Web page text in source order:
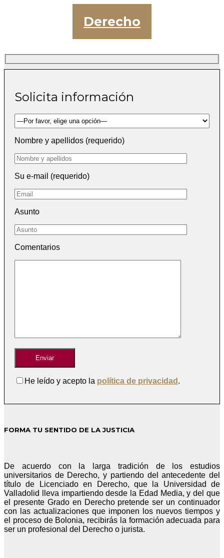
Derecho
Solicita información
Nombre y apellidos (requerido)
Su e-mail (requerido)
Asunto
Comentarios
He leído y acepto la política de privacidad .
FORMA TU SENTIDO DE LA JUSTICIA
De acuerdo con la larga tradición de los estudios
universitarios de Derecho, y partiendo del antecedente del
título de Licenciado en Derecho, que la Universidad de
Valladolid lleva impartiendo desde la Edad Media, y del que
el presente Grado en Derecho pretende ser un continuador
con las actualizaciones que imponen los nuevos tiempos y
el proceso de Bolonia, recibirás la formación adecuada para
ser un profesional del Derecho o jurista.